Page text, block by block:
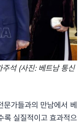
주석 (사진: 베트남 통신
문가들과의 만남에서 베
록 실질적이고 효과적으